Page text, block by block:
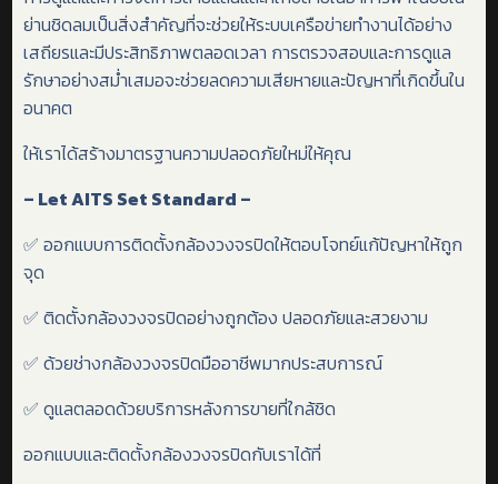
ย่านชิดลมเป็นสิ่งสำคัญที่จะช่วยให้ระบบเครือข่ายทำงานได้อย่าง
เสถียรและมีประสิทธิภาพตลอดเวลา การตรวจสอบและการดูแล
รักษาอย่างสม่ำเสมอจะช่วยลดความเสียหายและปัญหาที่เกิดขึ้นใน
อนาคต
ให้เราได้สร้างมาตรฐานความปลอดภัยใหม่ให้คุณ
– Let AITS Set Standard –
✅ ออกแบบการติดตั้งกล้องวงจรปิดให้ตอบโจทย์แก้ปัญหาให้ถูก
จุด
✅ ติดตั้งกล้องวงจรปิดอย่างถูกต้อง ปลอดภัยและสวยงาม
✅ ด้วยช่างกล้องวงจรปิดมืออาชีพมากประสบการณ์
✅ ดูแลตลอดด้วยบริการหลังการขายที่ใกล้ชิด
ออกแบบและติดตั้งกล้องวงจรปิดกับเราได้ที่